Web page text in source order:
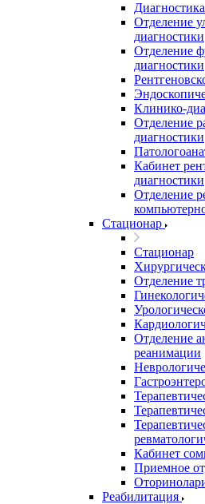
Диагностика
Отделение
диагностики
Отделение
диагностики
Клинико-
Отделение
диагностики
Кабинет
диагностики
Отделение
Стационар
Стационар
Отделение
Отделение
реанимации
Кабинет
Приемное
Реабилитация